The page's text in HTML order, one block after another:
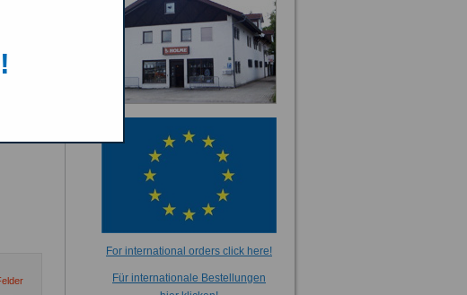
For international orders click here!
Für internationale Bestellungen